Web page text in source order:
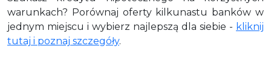
warunkach? Porównaj oferty kilkunastu banków w
jednym miejscu i wybierz najlepszą dla siebie - kliknij
tutaj i poznaj szczegóły.